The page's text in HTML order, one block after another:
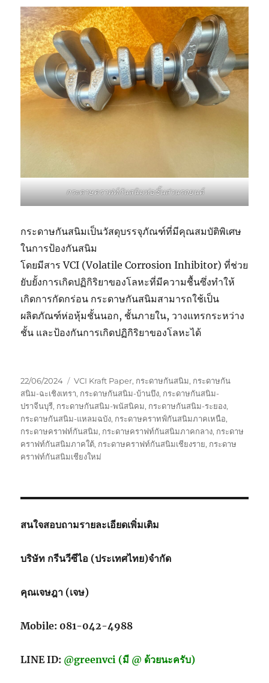
กระดาษคราฟท์กันสนิมห่อชิ้นส่วนรถยนต์
กระดาษกันสนิมเป็นวัสดุบรรจุภัณฑ์ที่มีคุณสมบัติพิเศษ
ในการป้องกันสนิม
โดยมีสาร VCI (Volatile Corrosion Inhibitor) ที่ช่วย
ยับยั้งการเกิดปฏิกิริยาของโลหะที่มีความชื้นซึ่งทำให้
เกิดการกัดกร่อน กระดาษกันสนิมสามารถใช้เป็น
ผลิตภัณฑ์ห่อหุ้มชั้นนอก, ชั้นภายใน, วางแทรกระหว่าง
ชั้น และป้องกันการเกิดปฏิกิริยาของโลหะได้
Posted
on
22/06/2024 Tags
VCI Kraft Paper, กระดาษกันสนิม, กระดาษกัน
สนิม-ฉะเชิงเทรา, กระดาษกันสนิม-บ้านบึง, กระดาษกันสนิม-
ปราจีนบุรี, กระดาษกันสนิม-พนัสนิคม, กระดาษกันสนิม-ระยอง,
กระดาษกันสนิม-แหลมฉบัง, กระดาษคราทฟ์กันสนิมภาคเหนือ,
กระดาษคราฟท์กันสนิม, กระดาษคราฟท์กันสนิมภาคกลาง, กระดาษ
คราฟท์กันสนิมภาคใต้, กระดาษคราฟท์กันสนิมเชียงราย, กระดาษ
คราฟท์กันสนิมเชียงใหม่
สนใจสอบถามรายละเอียดเพิ่มเติม
บริษัท กรีนวีซีไอ (ประเทศไทย)จำกัด
คุณเจษฎา (เจษ)
Mobile: 081-042-4988
LINE ID: @greenvci (มี @ ด้วยนะครับ)